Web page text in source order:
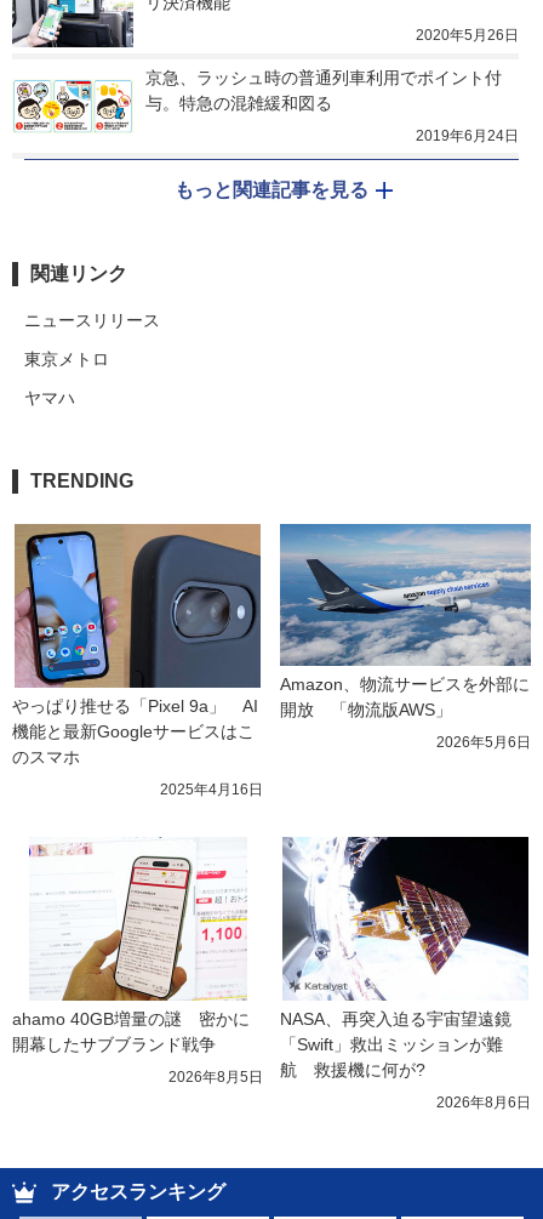
2020年5月26日
京急、ラッシュ時の普通列車利用でポイント付
与。特急の混雑緩和図る
2019年6月24日
もっと関連記事を見る
関連リンク
ニュースリリース
東京メトロ
ヤマハ
TRENDING
やっぱり推せる「Pixel 9a」　AI
機能と最新Googleサービスはこ
のスマホ
2025年4月16日
Amazon、物流サービスを外部に
開放　「物流版AWS」
2026年5月6日
ahamo 40GB増量の謎　密かに
開幕したサブブランド戦争
2026年8月5日
NASA、再突入迫る宇宙望遠鏡
「Swift」救出ミッションが難
航　救援機に何が?
2026年8月6日
アクセスランキング